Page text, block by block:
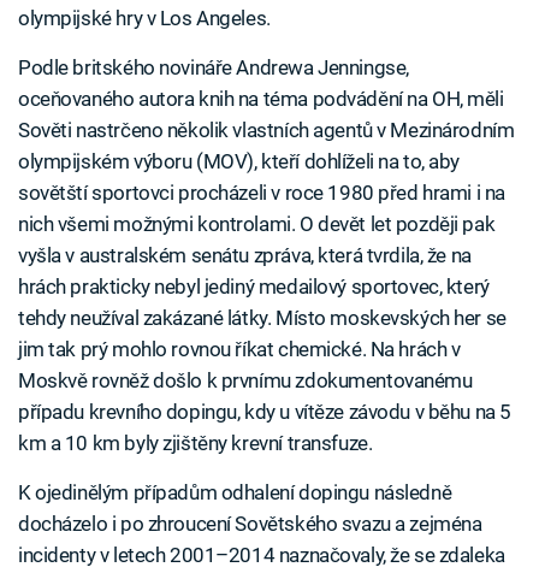
olympijské hry v Los Angeles.
Podle britského novináře Andrewa Jenningse,
oceňovaného autora knih na téma podvádění na OH, měli
Sověti nastrčeno několik vlastních agentů v Mezinárodním
olympijském výboru (MOV), kteří dohlíželi na to, aby
sovětští sportovci procházeli v roce 1980 před hrami i na
nich všemi možnými kontrolami. O devět let později pak
vyšla v australském senátu zpráva, která tvrdila, že na
hrách prakticky nebyl jediný medailový sportovec, který
tehdy neužíval zakázané látky. Místo moskevských her se
jim tak prý mohlo rovnou říkat chemické. Na hrách v
Moskvě rovněž došlo k prvnímu zdokumentovanému
případu krevního dopingu, kdy u vítěze závodu v běhu na 5
km a 10 km byly zjištěny krevní transfuze.
K ojedinělým případům odhalení dopingu následně
docházelo i po zhroucení Sovětského svazu a zejména
incidenty v letech 2001–2014 naznačovaly, že se zdaleka